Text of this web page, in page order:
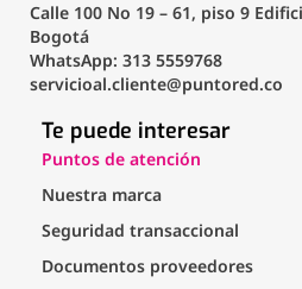
Calle 100 No 19 – 61, piso 9
Bogotá
WhatsApp: 313 5559768
servicioal.cliente@puntored.co
Te puede interesar
Puntos de atención
Nuestra marca
Seguridad transaccional
Documentos proveedores